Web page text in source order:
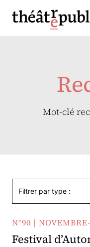
Mot-clé
Filtrer par type :
N°90 |
Festival